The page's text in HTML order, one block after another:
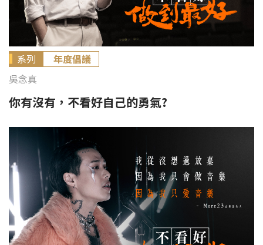
系列
年度倡議
吳念真
你有沒有，不看好自己的勇氣?